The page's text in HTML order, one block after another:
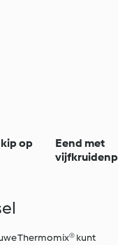
op
Eend met
Thermomix® kunt